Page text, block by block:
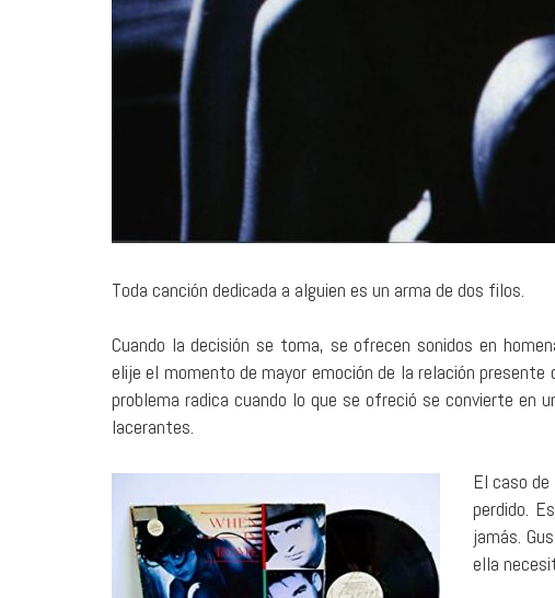
Toda canción dedicada a alguien es un arma de dos filos.
Cuando la decisión se toma, se ofrecen sonidos en
elije el momento de mayor emoción de la relación
problema radica cuando lo que se ofreció se convierte en
lacerantes.
El caso
perdido.
jamás.
ella